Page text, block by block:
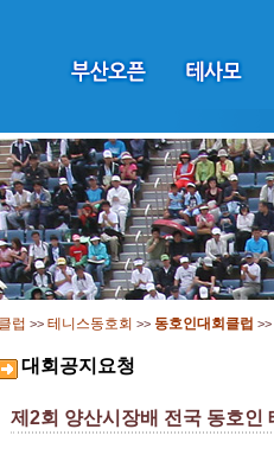
클럽 >> 테니스동호회 >> 동호인대회클럽 >>
대회공지요청
제2회 양산시장배 전국 동호인